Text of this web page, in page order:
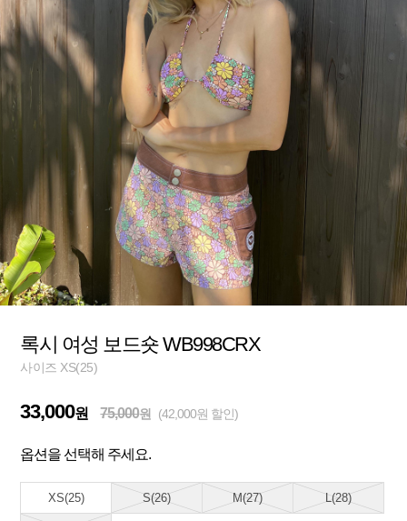
록시 여성 보드숏 WB998CRX
사이즈 XS(25)
33,000원 75,000원 (42,000원 할인)
옵션을 선택해 주세요.
XS(25) S(26) M(27) L(28)